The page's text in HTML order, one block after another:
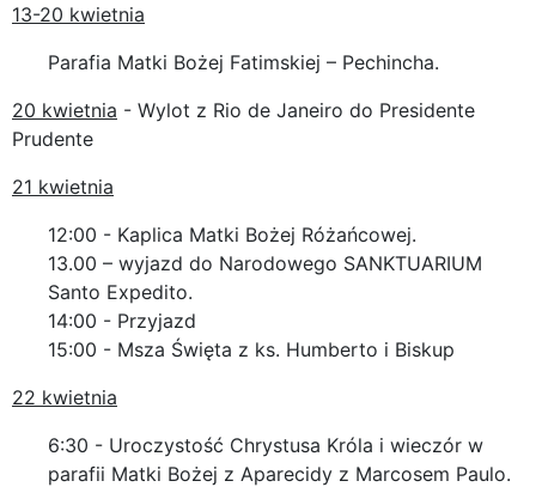
13-20 kwietnia
Parafia Matki Bożej Fatimskiej – Pechincha.
20 kwietnia - Wylot z Rio de Janeiro do Presidente
Prudente
21 kwietnia
12:00 - Kaplica Matki Bożej Różańcowej.
13.00 – wyjazd do Narodowego SANKTUARIUM
Santo Expedito.
14:00 - Przyjazd
15:00 - Msza Święta z ks. Humberto i Biskup
22 kwietnia
6:30 - Uroczystość Chrystusa Króla i wieczór w
parafii Matki Bożej z Aparecidy z Marcosem Paulo.